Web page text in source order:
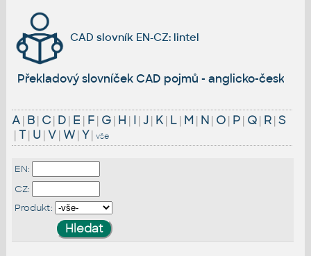
CAD slovník EN-CZ: lintel
Překladový slovníček CAD pojmů - anglicko-český
A| B| C| D| E | F| G| H | I| J| K| L| M| N| O| P| Q| R| S
| T| U | V| W| Y| vše
EN:
CZ:
Produkt: